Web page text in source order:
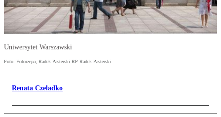
Uniwersytet Warszawski
Foto: Fotorzepa, Radek Pasterski RP Radek Pasterski
Renata Czeladko